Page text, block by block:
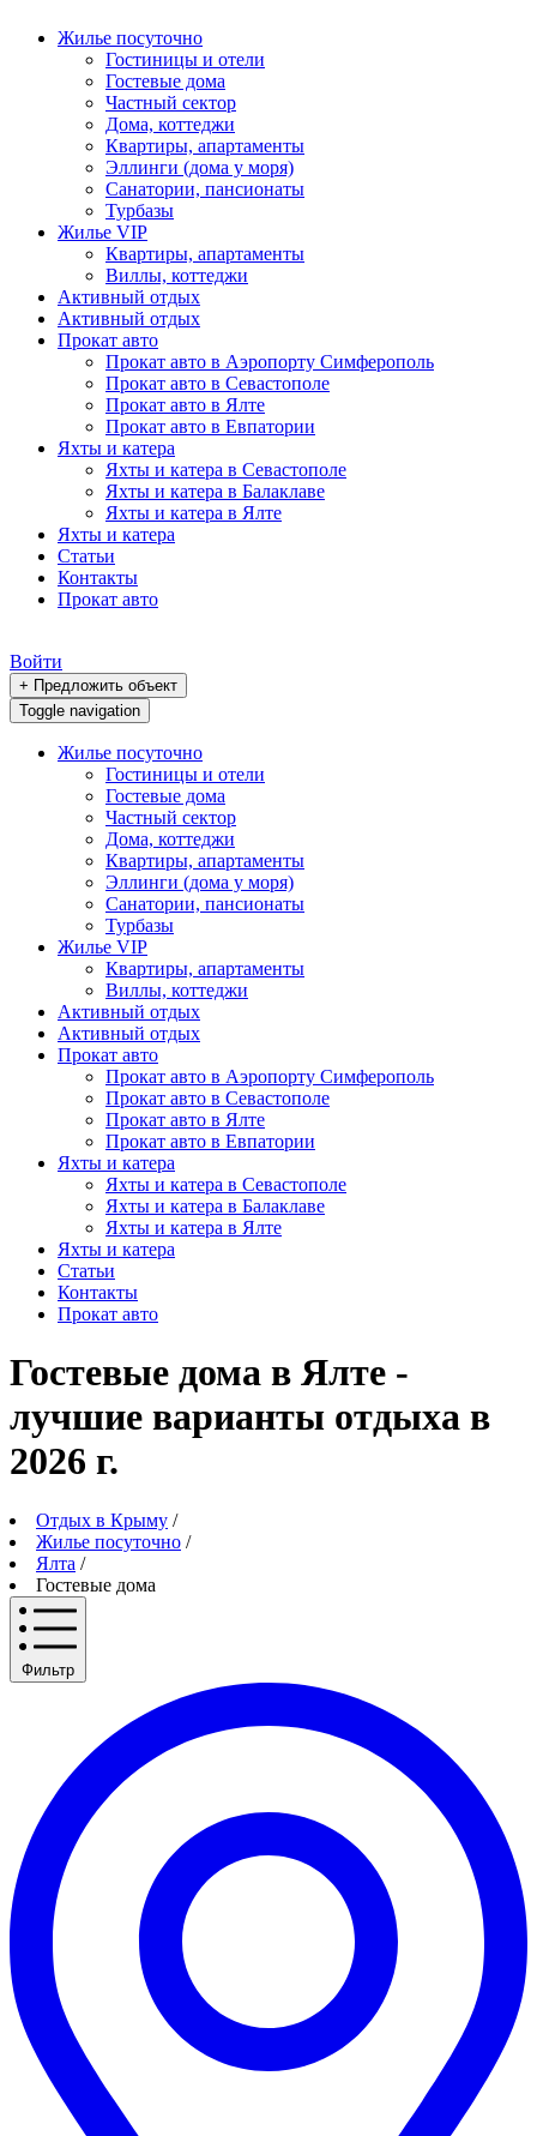
Жилье посуточно
Гостиницы и отели
Гостевые дома
Частный сектор
Дома, коттеджи
Квартиры, апартаменты
Эллинги (дома у моря)
Санатории, пансионаты
Турбазы
Жилье VIP
Квартиры, апартаменты
Виллы, коттеджи
Активный отдых
Активный отдых
Прокат авто
Прокат авто в Аэропорту Симферополь
Прокат авто в Севастополе
Прокат авто в Ялте
Прокат авто в Евпатории
Яхты и катера
Яхты и катера в Севастополе
Яхты и катера в Балаклаве
Яхты и катера в Ялте
Яхты и катера
Статьи
Контакты
Прокат авто
Войти
+ Предложить объект
Toggle navigation
Жилье посуточно
Гостиницы и отели
Гостевые дома
Частный сектор
Дома, коттеджи
Квартиры, апартаменты
Эллинги (дома у моря)
Санатории, пансионаты
Турбазы
Жилье VIP
Квартиры, апартаменты
Виллы, коттеджи
Активный отдых
Активный отдых
Прокат авто
Прокат авто в Аэропорту Симферополь
Прокат авто в Севастополе
Прокат авто в Ялте
Прокат авто в Евпатории
Яхты и катера
Яхты и катера в Севастополе
Яхты и катера в Балаклаве
Яхты и катера в Ялте
Яхты и катера
Статьи
Контакты
Прокат авто
Гостевые дома в Ялте -
лучшие варианты отдыха в
2026 г.
Отдых в Крыму /
Жилье посуточно /
Ялта /
Гостевые дома
Фильтр